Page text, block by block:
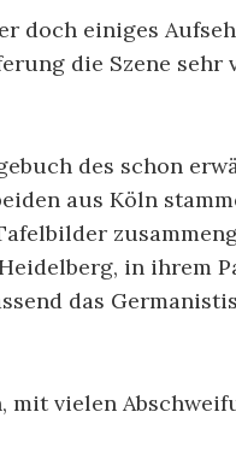
doch einiges
die Szene sehr
des schon
aus Köln
in ihrem
das
vielen